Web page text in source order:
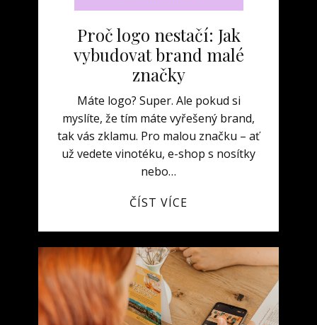
Proč logo nestačí: Jak
vybudovat brand malé
značky
Máte logo? Super. Ale pokud si
myslíte, že tím máte vyřešený brand,
tak vás zklamu. Pro malou značku – ať
už vedete vinotéku, e-shop s nosítky
nebo…
ČÍST VÍCE